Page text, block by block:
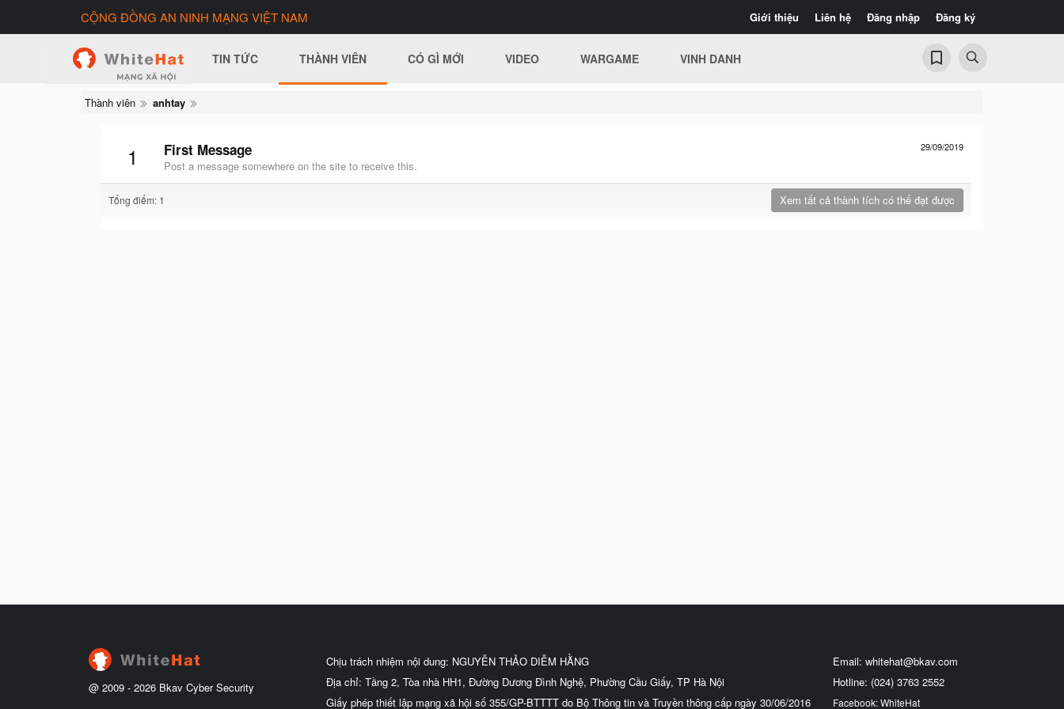
Giới thiệu Liên hệ Đăng nhập Đăng ký
CỘNG ĐỒNG AN NINH MẠNG VIỆT NAM
TIN TỨC THÀNH VIÊN CÓ GÌ MỚI VIDEO WARGAME VINH DANH
Thành viên anhtay
1 29/09/2019
First Message
Post a message somewhere on the site to receive this.
Tổng điểm: 1 Xem tất cả thành tích có thể đạt được
@ 2009 - 2026 Bkav Cyber Security
Chịu trách nhiệm nội dung: NGUYỄN THẢO DIỄM HẰNG
Địa chỉ: Tầng 2, Tòa nhà HH1, Đường Dương Đình Nghệ, Phường Cầu Giấy, TP Hà Nội
Giấy phép thiết lập mạng xã hội số 355/GP-BTTTT do Bộ Thông tin và Truyền thông cấp ngày 30/06/2016
Email: whitehat@bkav.com
Hotline: (024) 3763 2552
Facebook: WhiteHat